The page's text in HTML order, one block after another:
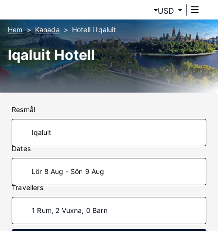
USD
Hem Kanada Hotell i Iqaluit
Iqaluit Hotell
Resmål
Dates
Lör 8 Aug - Sön 9 Aug
Travellers
1 Rum, 2 Vuxna, 0 Barn